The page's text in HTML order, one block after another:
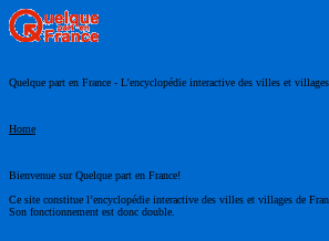
Quelque part en France - L’encyclopédie interactive des villes et
Home
Bienvenue sur Quelque part en France!
Ce site constitue l’encyclopédie interactive des villes et villages de
Son fonctionnement est donc double.